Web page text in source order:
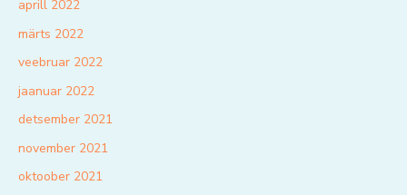
aprill 2022
märts 2022
veebruar 2022
jaanuar 2022
detsember 2021
november 2021
oktoober 2021